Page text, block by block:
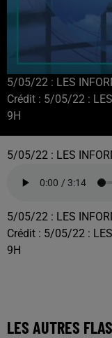
5/05/22 : LES
Crédit : 5/05/22 :
9H
5/05/22 : LES
5/05/22 : LES
Crédit : 5/05/22 :
9H
LES AUTRES